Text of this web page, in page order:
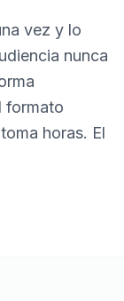
vez y lo
nunca
formato
horas. El